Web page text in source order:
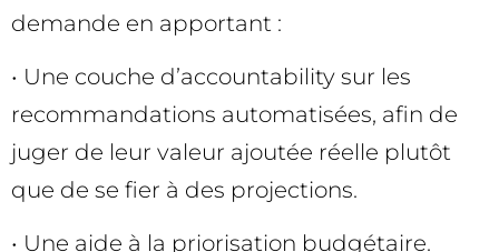
demande en apportant :
• Une couche d’accountability sur les
recommandations automatisées, afin de
juger de leur valeur ajoutée réelle plutôt
que de se fier à des projections.
• Une aide à la priorisation budgétaire.